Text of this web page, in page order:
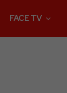
FACE TV